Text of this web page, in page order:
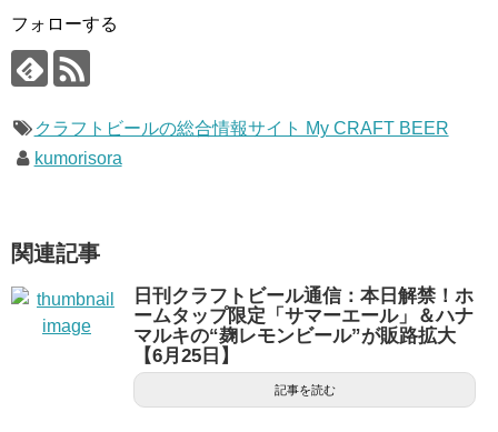
フォローする
クラフトビールの総合情報サイト My CRAFT BEER
kumorisora
関連記事
日刊クラフトビール通信：本日解禁！ホ
ームタップ限定「サマーエール」＆ハナ
マルキの“麹レモンビール”が販路拡大
【6月25日】
記事を読む